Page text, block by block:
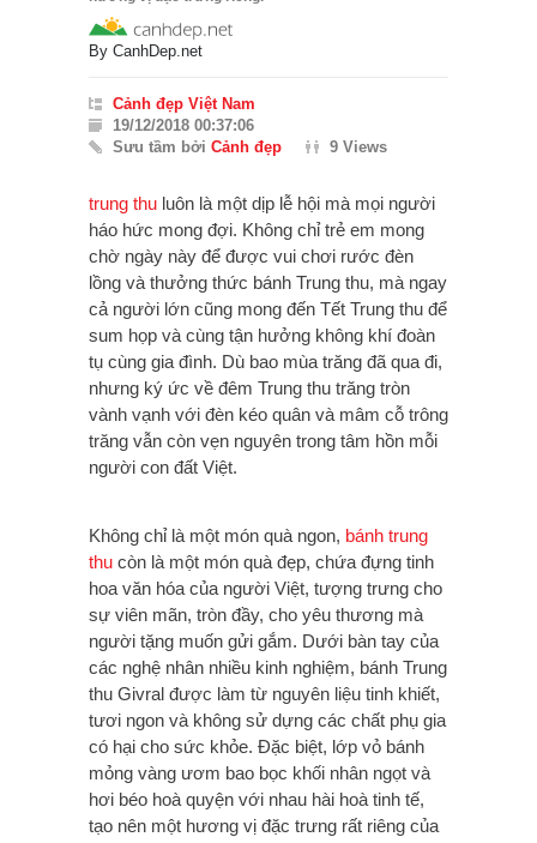
By CanhDep.net
Cảnh đẹp Việt Nam
19/12/2018 00:37:06
Sưu tầm bởi Cảnh đẹp 9 Views
trung thu luôn là một dịp lễ hội mà mọi người
háo hức mong đợi. Không chỉ trẻ em mong
chờ ngày này để được vui chơi rước đèn
lồng và thưởng thức bánh Trung thu, mà ngay
cả người lớn cũng mong đến Tết Trung thu để
sum họp và cùng tận hưởng không khí đoàn
tụ cùng gia đình. Dù bao mùa trăng đã qua đi,
nhưng ký ức về đêm Trung thu trăng tròn
vành vạnh với đèn kéo quân và mâm cỗ trông
trăng vẫn còn vẹn nguyên trong tâm hồn mỗi
người con đất Việt.
Không chỉ là một món quà ngon, bánh trung
thu còn là một món quà đẹp, chứa đựng tinh
hoa văn hóa của người Việt, tượng trưng cho
sự viên mãn, tròn đầy, cho yêu thương mà
người tặng muốn gửi gắm. Dưới bàn tay của
các nghệ nhân nhiều kinh nghiệm, bánh Trung
thu Givral được làm từ nguyên liệu tinh khiết,
tươi ngon và không sử dựng các chất phụ gia
có hại cho sức khỏe. Đặc biệt, lớp vỏ bánh
mỏng vàng ươm bao bọc khối nhân ngọt và
hơi béo hoà quyện với nhau hài hoà tinh tế,
tạo nên một hương vị đặc trưng rất riêng của